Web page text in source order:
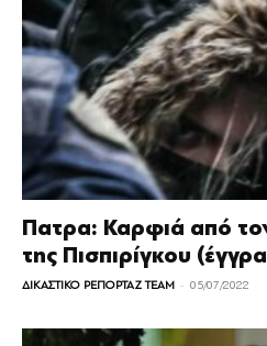
Πατρα: Καρφιά από
της Πισπιρίγκου
ΔΙΚΑΣΤΙΚΟ ΡΕΠΟΡΤΑΖ TEAM - 05/07/2022